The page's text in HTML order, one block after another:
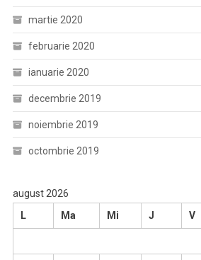
martie 2020
februarie 2020
ianuarie 2020
decembrie 2019
noiembrie 2019
octombrie 2019
august 2026
L
Ma Mi J V